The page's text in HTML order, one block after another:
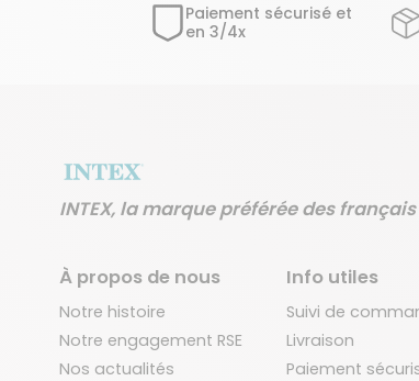
Paiement sécurisé et
en 3/4x
INTEX, la marque préférée des français
À propos de nous
Notre histoire
Notre engagement RSE
Nos actualités
Info utiles
Suivi de
Livraison
Paiement